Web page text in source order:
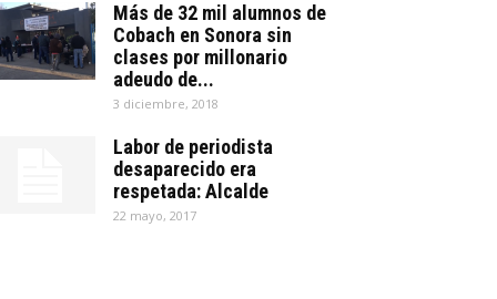
Más de 32 mil alumnos de
Cobach en Sonora sin
clases por millonario
adeudo de...
3 diciembre, 2018
Labor de periodista
desaparecido era
respetada: Alcalde
22 mayo, 2017